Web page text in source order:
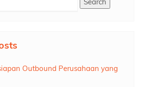
Outbound Perusahaan yang